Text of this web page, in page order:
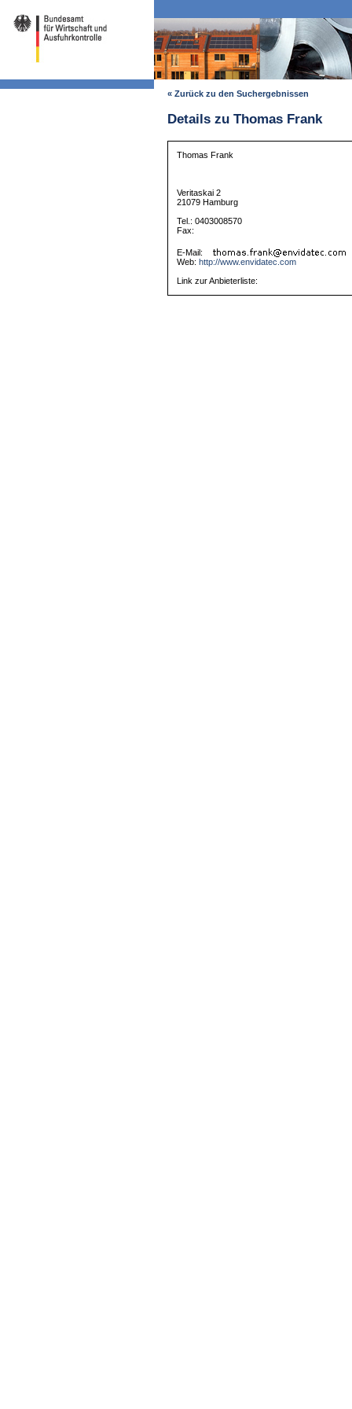
« Zurück zu den Suchergebnissen
Details zu Thomas Frank
Thomas Frank
Veritaskai 2
21079 Hamburg
Tel.: 0403008570
Fax:
E-Mail:
Web: http://www.envidatec.com
Link zur Anbieterliste: